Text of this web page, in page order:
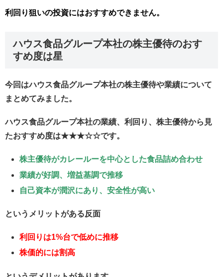
利回り狙いの投資にはおすすめできません。
ハウス食品グループ本社の株主優待のおす
すめ度は星
今回はハウス食品グループ本社の株主優待や業績について
まとめてみました。
ハウス食品グループ本社の業績、利回り、株主優待から見
たおすすめ度は★★★☆☆です。
株主優待がカレールーを中心とした食品詰め合わせ
業績が好調、増益基調で推移
自己資本が潤沢にあり、安全性が高い
というメリットがある反面
利回りは1%台で低めに推移
株価的には割高